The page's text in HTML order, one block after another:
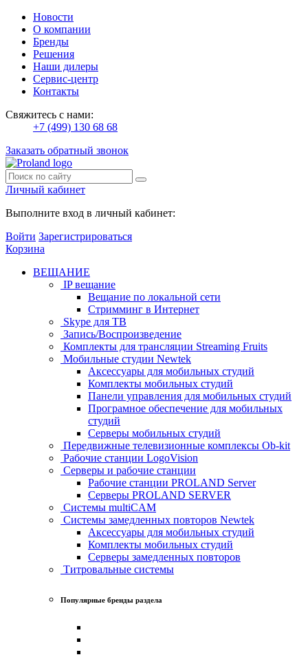
Новости
О компании
Бренды
Решения
Наши дилеры
Сервис-центр
Контакты
Свяжитесь с нами:
+7 (499) 130 68 68
Заказать обратный звонок
Личный кабинет
Выполните вход в личный кабинет:
Войти Зарегистрироваться
Корзина
ВЕЩАНИЕ
IP вещание
Вещание по локальной сети
Стримминг в Интернет
Skype для ТВ
Запись/Воспроизведение
Комплекты для трансляции Streaming Fruits
Мобильные студии Newtek
Аксессуары для мобильных студий
Комплекты мобильных студий
Панели управления для мобильных студий
Програмное обеспечение для мобильных
студий
Серверы мобильных студий
Передвижные телевизионные комплексы Ob-kit
Рабочие станции LogoVision
Серверы и рабочие станции
Рабочие станции PROLAND Server
Серверы PROLAND SERVER
Системы multiCAM
Системы замедленных повторов Newtek
Аксессуары для мобильных студий
Комплекты мобильных студий
Серверы замедленных повторов
Титровальные системы
Популярные бренды раздела